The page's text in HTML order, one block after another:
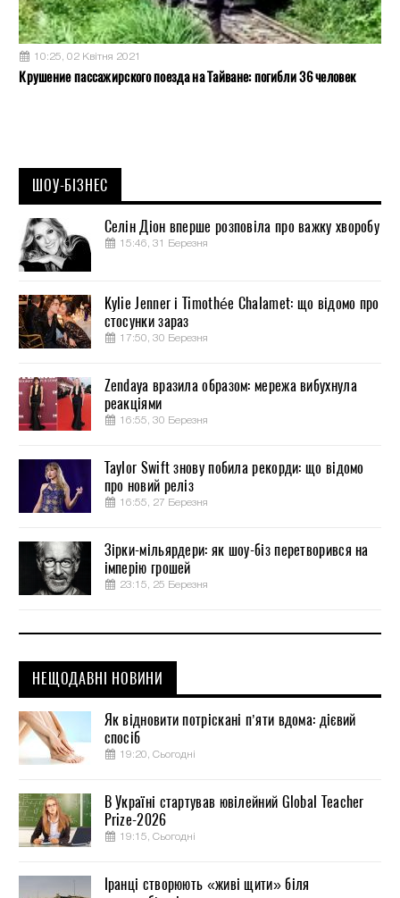
10:25, 02 Квітня 2021
Крушение пассажирского поезда на Тайване: погибли 36 человек
ШОУ-БІЗНЕС
Селін Діон вперше розповіла про важку хворобу
15:46, 31 Березня
Kylie Jenner і Timothée Chalamet: що відомо про
стосунки зараз
17:50, 30 Березня
Zendaya вразила образом: мережа вибухнула
реакціями
16:55, 30 Березня
Taylor Swift знову побила рекорди: що відомо
про новий реліз
16:55, 27 Березня
Зірки-мільярдери: як шоу-біз перетворився на
імперію грошей
23:15, 25 Березня
НЕЩОДАВНІ НОВИНИ
Як відновити потріскані п’яти вдома: дієвий
спосіб
19:20, Сьогодні
В Україні стартував ювілейний Global Teacher
Prize-2026
19:15, Сьогодні
Іранці створюють «живі щити» біля